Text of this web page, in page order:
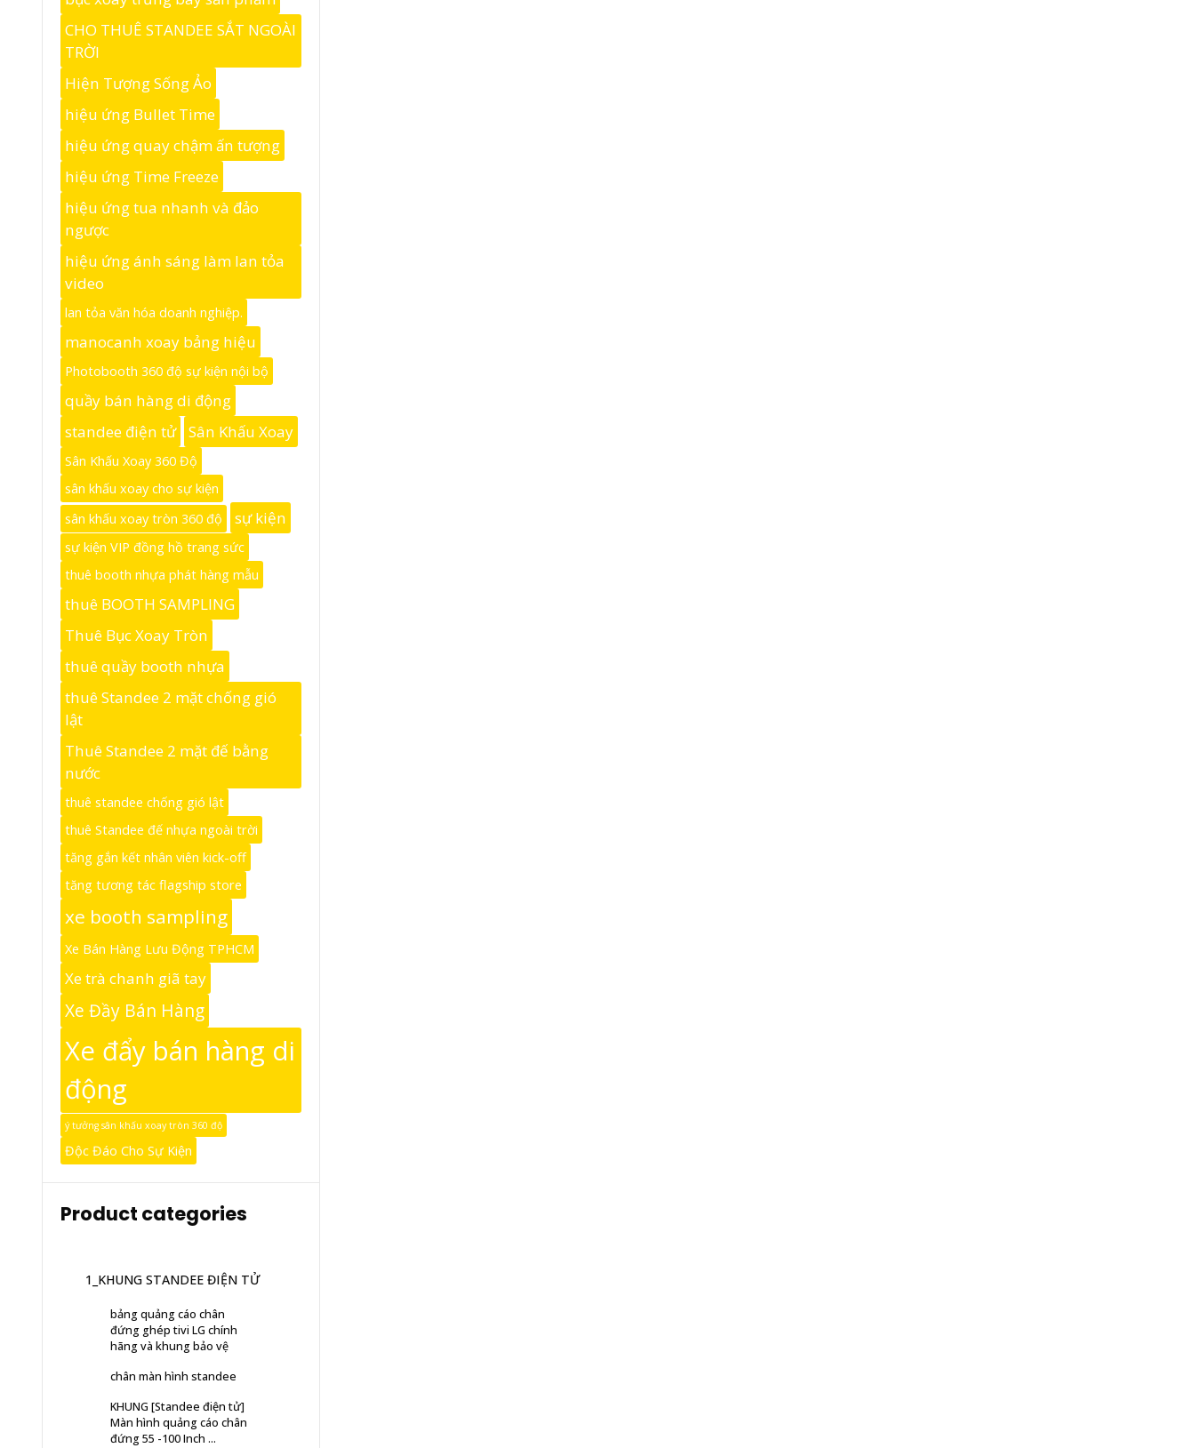
CHO THUÊ STANDEE SẮT NGOÀI
TRỜI
Hiện Tượng Sống Ảo
hiệu ứng Bullet Time
hiệu ứng quay chậm ấn tượng
hiệu ứng Time Freeze
hiệu ứng tua nhanh và đảo
ngược
hiệu ứng ánh sáng làm lan tỏa
video
lan tỏa văn hóa doanh nghiệp.
manocanh xoay bảng hiệu
Photobooth 360 độ sự kiện nội bộ
quầy bán hàng di động
standee điện tử
Sân Khấu Xoay
Sân Khấu Xoay 360 Độ
sân khấu xoay cho sự kiện
sân khấu xoay tròn 360 độ
sự kiện
sự kiện VIP đồng hồ trang sức
thuê booth nhựa phát hàng mẫu
thuê BOOTH SAMPLING
Thuê Bục Xoay Tròn
thuê quầy booth nhựa
thuê Standee 2 mặt chống gió
lật
Thuê Standee 2 mặt đế bằng
nước
thuê standee chống gió lật
thuê Standee đế nhựa ngoài trời
tăng gắn kết nhân viên kick-off
tăng tương tác flagship store
xe booth sampling
Xe Bán Hàng Lưu Động TPHCM
Xe trà chanh giã tay
Xe Đầy Bán Hàng
Xe đẩy bán hàng di
động
ý tưởng sân khấu xoay tròn 360 độ
Độc Đáo Cho Sự Kiện
Product categories
1_KHUNG STANDEE ĐIỆN TỬ
bảng quảng cáo chân
đứng ghép tivi LG chính
hãng và khung bảo vệ
chân màn hình standee
KHUNG [Standee điện tử]
Màn hình quảng cáo chân
đứng 55 -100 Inch ...